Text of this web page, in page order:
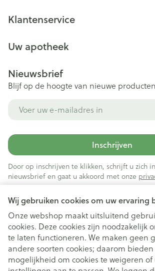
Wij gebruiken cookies om uw ervaring
Onze webshop maakt uitsluitend
cookies. Deze cookies zijn noodzakelijk
te laten functioneren. We maken geen
andere soorten cookies; daarom
mogelijkheid om cookies te weigeren of
Klantenservice
Uw apotheek
Nieuwsbrief
Blijf op de hoogte van nieuwe
Inschrijven
Door op inschrijven te klikken, schrijft u zich
nieuwsbrief en gaat u akkoord met onze